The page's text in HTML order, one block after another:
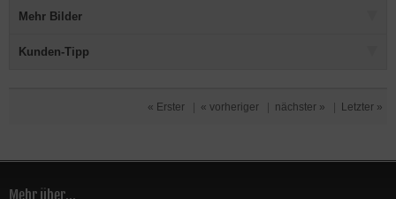
Mehr Bilder
Kunden-Tipp
« Erster « vorheriger nächster » Letzter »
Mehr über...